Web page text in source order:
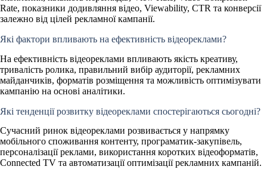
Rate, показники додивляння відео, Viewability, CTR та конверсії
залежно від цілей рекламної кампанії.
Які фактори впливають на ефективність відеореклами?
На ефективність відеореклами впливають якість креативу,
тривалість ролика, правильний вибір аудиторії, рекламних
майданчиків, форматів розміщення та можливість оптимізувати
кампанію на основі аналітики.
Які тенденції розвитку відеореклами спостерігаються сьогодні?
Сучасний ринок відеореклами розвивається у напрямку
мобільного споживання контенту, програматик-закупівель,
персоналізації реклами, використання коротких відеоформатів,
Connected TV та автоматизації оптимізації рекламних кампаній.